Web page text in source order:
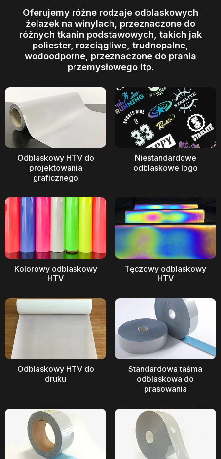
Oferujemy różne rodzaje odblaskowych
żelazek na winylach, przeznaczone do
różnych tkanin podstawowych, takich jak
poliester, rozciągliwe, trudnopalne,
wodoodporne, przeznaczone do prania
przemysłowego itp.
Odblaskowy HTV do
projektowania
graficznego
Niestandardowe
odblaskowe logo
Kolorowy odblaskowy
HTV
Tęczowy odblaskowy
HTV
Odblaskowy HTV do
druku
Standardowa taśma
odblaskowa do
prasowania